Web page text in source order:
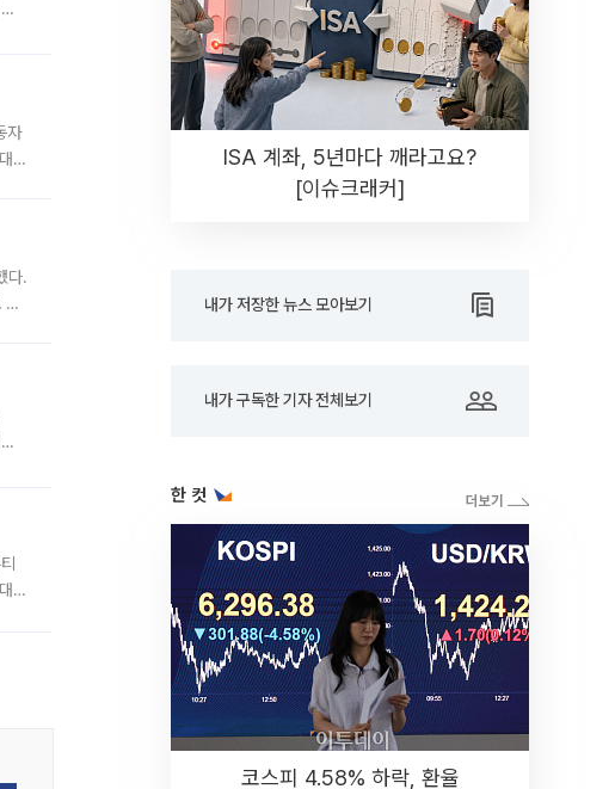
자
응
다.
평
에
ISA 계좌, 5년마다 깨라고요?
[이슈크래커]
내가 저장한 뉴스 모아보기
내가 구독한 기자 전체보기
한 컷
코스피 4.58% 하락, 환율